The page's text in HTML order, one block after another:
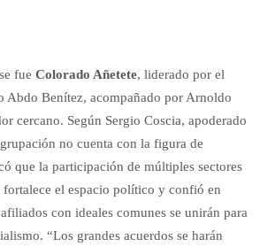
fueColorado Añetete, liderado por el
Abdo Benítez, acompañado por Arnoldo
cercano. Según Sergio Coscia, apoderado
no cuenta con la figura de
que la participación de múltiples sectores
el espacio político y confió en
con ideales comunes se unirán para
“Los grandes acuerdos se harán